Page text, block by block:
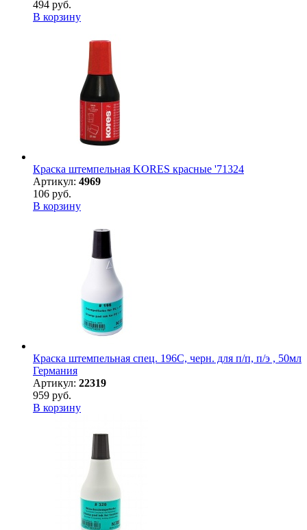
494 руб.
В корзину
Краска штемпельная KORES красные '71324
Артикул: 4969
106 руб.
В корзину
Краска штемпельная спец. 196С, черн. для п/п, п/э , 50мл
Германия
Артикул: 22319
959 руб.
В корзину